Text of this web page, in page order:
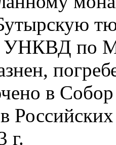
УНКВД по
в Собор
г.